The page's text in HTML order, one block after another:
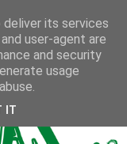
its services
user-agent are
and security
usage
IT